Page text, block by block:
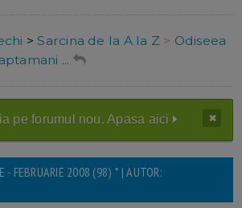
>Sarcina de la A la Z > Odiseea
...
pe forumul nou. Apasa aici
- FEBRUARIE 2008 (98) * | AUTOR: